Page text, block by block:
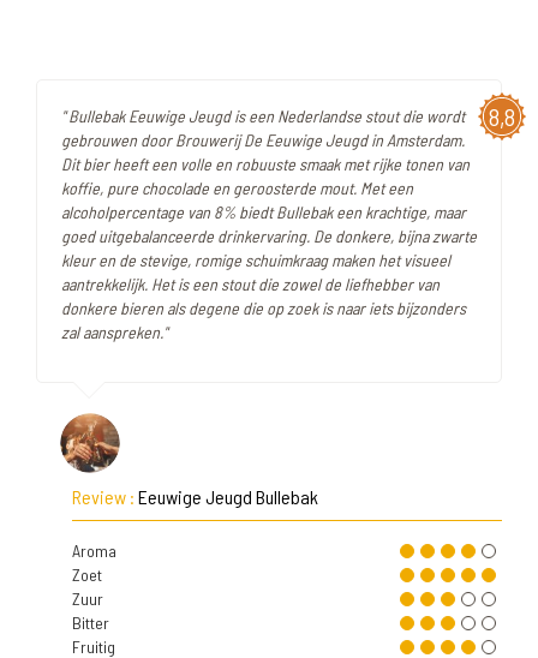
8,8
" Bullebak Eeuwige Jeugd is een Nederlandse stout die wordt
gebrouwen door Brouwerij De Eeuwige Jeugd in Amsterdam.
Dit bier heeft een volle en robuuste smaak met rijke tonen van
koffie, pure chocolade en geroosterde mout. Met een
alcoholpercentage van 8% biedt Bullebak een krachtige, maar
goed uitgebalanceerde drinkervaring. De donkere, bijna zwarte
kleur en de stevige, romige schuimkraag maken het visueel
aantrekkelijk. Het is een stout die zowel de liefhebber van
donkere bieren als degene die op zoek is naar iets bijzonders
zal aanspreken."
Review : Eeuwige Jeugd Bullebak
Aroma
Zoet
Zuur
Bitter
Fruitig